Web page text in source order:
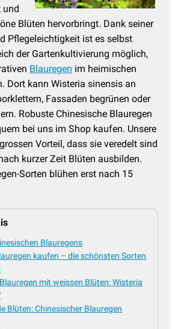
und
Blüten hervorbringt. Dank seiner
Pflegeleichtigkeit ist es selbst
der Gartenkultivierung möglich,
Blauregen im heimischen
Dort kann Wisteria sinensis an
Fassaden begrünen oder
Robuste Chinesische Blauregen
bei uns im Shop kaufen. Unsere
Vorteil, dass sie veredelt sind
kurzer Zeit Blüten ausbilden.
Sorten blühen erst nach 15
Blauregens
kaufen – die schönsten Sorten
mit weissen Blüten: Wisteria
Blüten: Chinesischer Blauregen